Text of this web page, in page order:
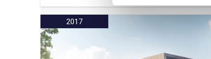
2017